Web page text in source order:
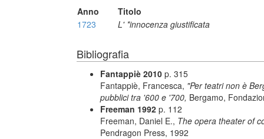
Anno
Titolo
1723
L' *innocenza giustificata
Bibliografia
Fantappiè 2010 p. 315
Fantappiè, Francesca, "Per teatri non è
pubblici tra '600 e '700, Bergamo,
Freeman 1992 p. 112
Freeman, Daniel E., The opera theater of
Pendragon Press, 1992